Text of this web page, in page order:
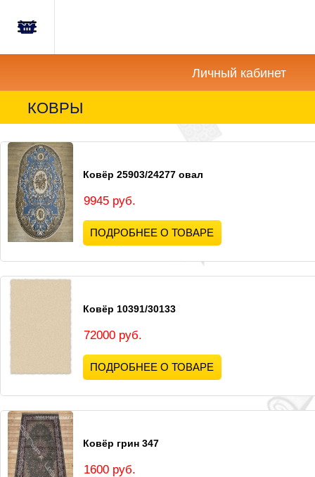
Главная
Новости
Акции
Как
купить?
Вопросы-
Отзывы
Контакты
Корзина
Личный кабинет
КОВРЫ
Ковёр 25903/24277 овал
9945 руб.
ПОДРОБНЕЕ О ТОВАРЕ
Ковёр 10391/30133
72000 руб.
ПОДРОБНЕЕ О ТОВАРЕ
Ковёр грин 347
1600 руб.